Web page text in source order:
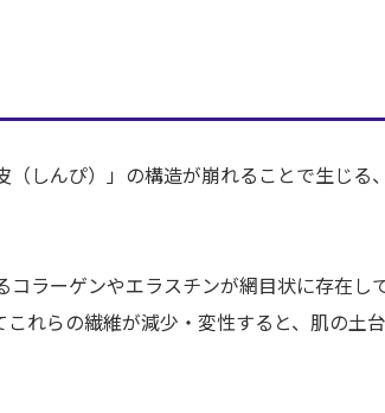
しんぴ）」の構造が崩れることで生じる
ラーゲンやエラスチンが網目状に存在し
れらの繊維が減少・変性すると、肌の土